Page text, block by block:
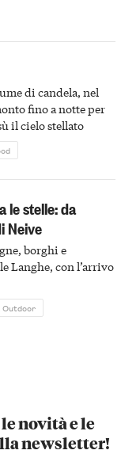
di candela, nel
fino a notte per
il cielo stellato
le stelle: da
Neive
borghi e
Langhe, con l’arrivo
Outdoor
novità e le
newsletter!